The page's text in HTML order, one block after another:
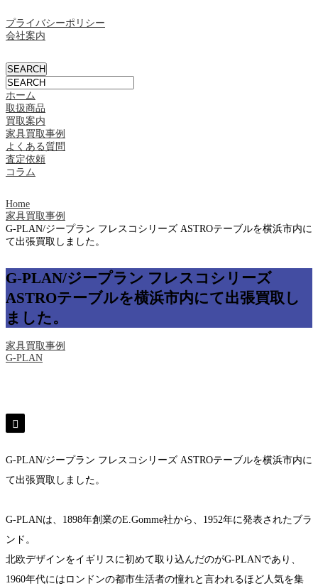
プライバシーポリシー
会社案内
ホーム
取扱商品
買取案内
家具買取事例
よくある質問
査定依頼
コラム
Home
家具買取事例
G-PLAN/ジープラン フレスコシリーズ ASTROテーブルを横浜市内に
て出張買取しました。
G-PLAN/ジープラン フレスコシリーズ
ASTROテーブルを横浜市内にて出張買取し
ました。
家具買取事例
G-PLAN
G-PLAN/ジープラン フレスコシリーズ ASTROテーブルを横浜市内に
て出張買取しました。
G-PLANは、1898年創業のE.Gomme社から、1952年に発表されたブラ
ンド。
北欧デザインをイギリスに初めて取り込んだのがG-PLANであり、
1960年代にはロンドンの都市生活者の憧れと言われるほど人気を集